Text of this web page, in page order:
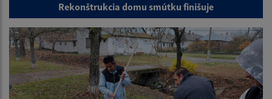
Rekonštrukcia domu smútku finišuje